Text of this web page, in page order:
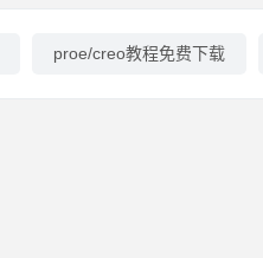
proe/creo教程免费下载